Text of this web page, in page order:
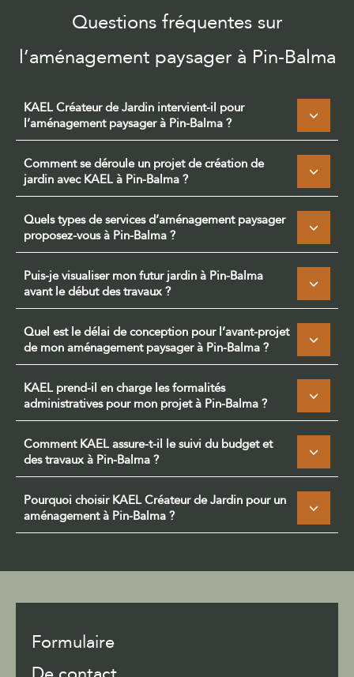
Questions fréquentes sur
l’aménagement paysager à Pin-Balma
KAEL Créateur de Jardin intervient-il pour
l’aménagement paysager à Pin-Balma ?
Comment se déroule un projet de création de
jardin avec KAEL à Pin-Balma ?
Quels types de services d’aménagement paysager
proposez-vous à Pin-Balma ?
Puis-je visualiser mon futur jardin à Pin-Balma
avant le début des travaux ?
Quel est le délai de conception pour l’avant-projet
de mon aménagement paysager à Pin-Balma ?
KAEL prend-il en charge les formalités
administratives pour mon projet à Pin-Balma ?
Comment KAEL assure-t-il le suivi du budget et
des travaux à Pin-Balma ?
Pourquoi choisir KAEL Créateur de Jardin pour un
aménagement à Pin-Balma ?
Formulaire